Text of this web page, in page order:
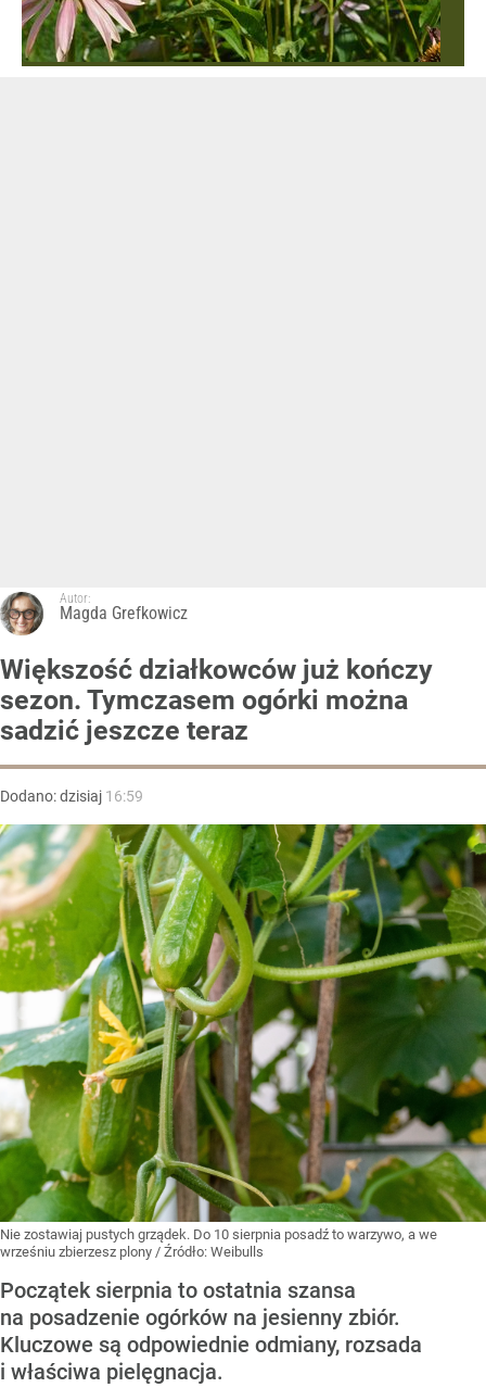
Autor:
Magda Grefkowicz
Większość działkowców już kończy
sezon. Tymczasem ogórki można
sadzić jeszcze teraz
Dodano:dzisiaj 16:59
Nie zostawiaj pustych grządek. Do 10 sierpnia posadź to warzywo, a we
wrześniu zbierzesz plony / Źródło: Weibulls
Początek sierpnia to ostatnia szansa
na posadzenie ogórków na jesienny zbiór.
Kluczowe są odpowiednie odmiany, rozsada
i właściwa pielęgnacja.